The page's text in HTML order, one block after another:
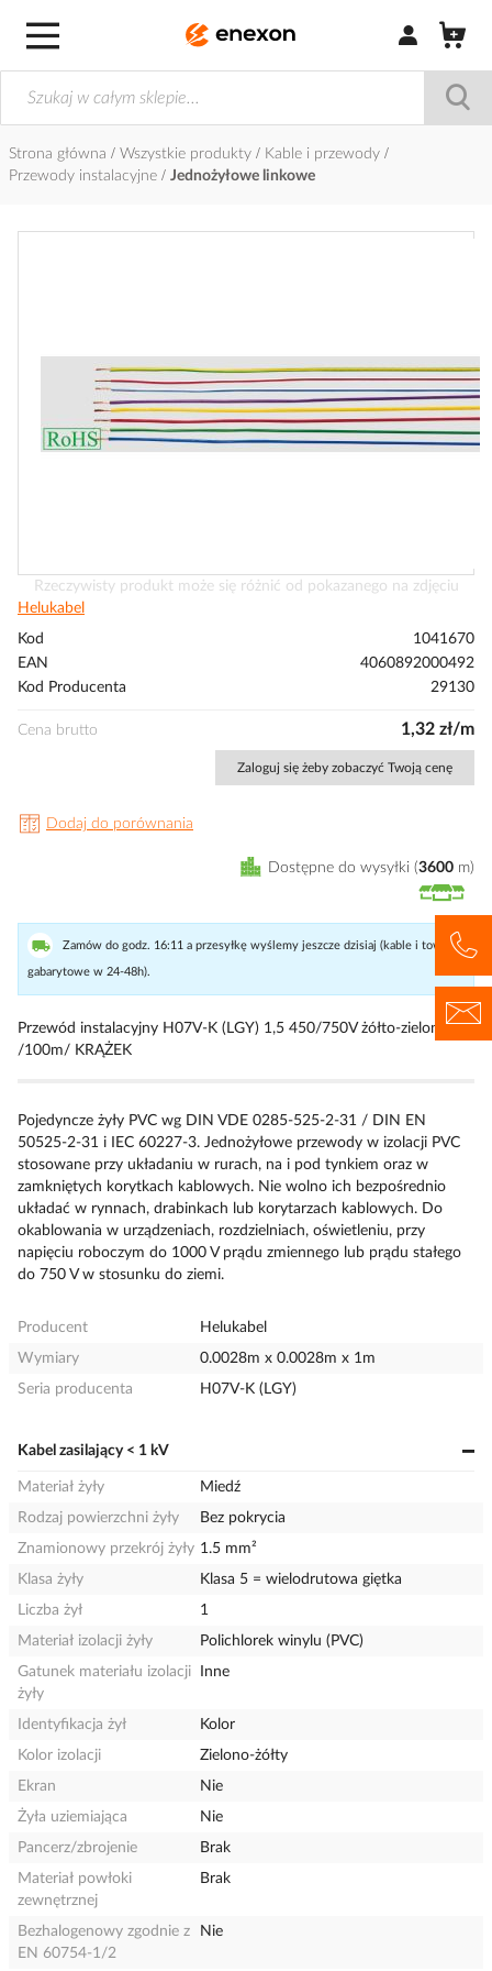
Zaloguj się /
Strona główna Wszystkie produkty
Kable i przewody
Przewody instalacyjne
Jednożyłowe linkowe
Przejdź
na
początek
Rzeczywisty produkt może się różnić od pokazanego na zdjęciu
Helukabel
Kod
1041670
EAN
4060892000492
Kod Producenta
29130
Cena brutto 1,32 zł/m
Zaloguj się żeby zobaczyć Twoją cenę
Dodaj do porównania
Dostępne do wysyłki 3600 m
Zamów do godz. 16:11 a przesyłkę wyślemy jeszcze dzisiaj (kable i towary
gabarytowe w 24-48h).
Przewód instalacyjny H07V-K (LGY) 1,5 450/750V żółto-zielony
/100m/ KRĄŻEK
Pojedyncze żyły PVC wg DIN VDE 0285-525-2-31 / DIN EN
50525-2-31 i IEC 60227-3. Jednożyłowe przewody w izolacji PVC
stosowane przy układaniu w rurach, na i pod tynkiem oraz w
zamkniętych korytkach kablowych. Nie wolno ich bezpośrednio
układać w rynnach, drabinkach lub korytarzach kablowych. Do
okablowania w urządzeniach, rozdzielniach, oświetleniu, przy
napięciu roboczym do 1000 V prądu zmiennego lub prądu stałego
do 750 V w stosunku do ziemi.
Producent
Helukabel
Wymiary
0.0028m x 0.0028m x 1m
Seria producenta
H07V-K (LGY)
Kabel zasilający < 1 kV
Materiał żyły
Miedź
Rodzaj powierzchni żyły
Bez pokrycia
Znamionowy przekrój żyły 1.5 mm²
Klasa żyły
Klasa 5 = wielodrutowa giętka
Liczba żył
1
Materiał izolacji żyły
Polichlorek winylu (PVC)
Gatunek materiału izolacji
żyły
Inne
Identyfikacja żył
Kolor
Kolor izolacji
Zielono-żółty
Ekran
Nie
Żyła uziemiająca
Nie
Pancerz/zbrojenie
Brak
Materiał powłoki
zewnętrznej
Brak
Bezhalogenowy zgodnie z
EN 60754-1/2
Nie